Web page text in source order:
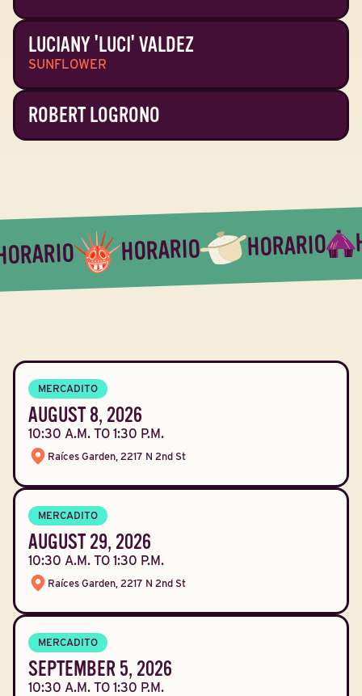
LUCIANY 'LUCI' VALDEZ
SUNFLOWER
ROBERT LOGRONO
HORARIO HORARIO
MERCADITO
AUGUST 8, 2026
10:30 A.M. TO 1:30 P.M.
Raíces Garden, 2217 N 2nd St
MERCADITO
AUGUST 29, 2026
10:30 A.M. TO 1:30 P.M.
Raíces Garden, 2217 N 2nd St
MERCADITO
SEPTEMBER 5, 2026
10:30 A.M. TO 1:30 P.M.